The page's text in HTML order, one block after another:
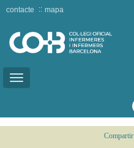
Toggle
contacte mapa
Compartir